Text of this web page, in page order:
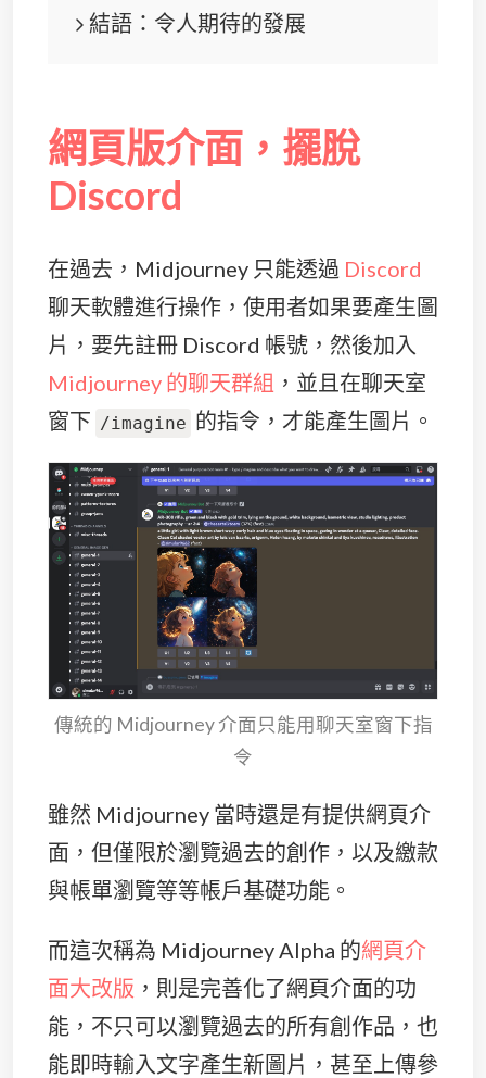
結語：令人期待的發展
網頁版介面，擺脫
Discord
在過去，Midjourney 只能透過 Discord
聊天軟體進行操作，使用者如果要產生圖
片，要先註冊 Discord 帳號，然後加入
Midjourney 的聊天群組 ，並且在聊天室
窗下 /imagine 的指令，才能產生圖片。
傳統的 Midjourney 介面只能用聊天室窗下指
令
雖然 Midjourney 當時還是有提供網頁介
面，但僅限於瀏覽過去的創作，以及繳款
與帳單瀏覽等等帳戶基礎功能。
而這次稱為 Midjourney Alpha 的網頁介
面大改版 ，則是完善化了網頁介面的功
能，不只可以瀏覽過去的所有創作品，也
能即時輸入文字產生新圖片，甚至上傳參